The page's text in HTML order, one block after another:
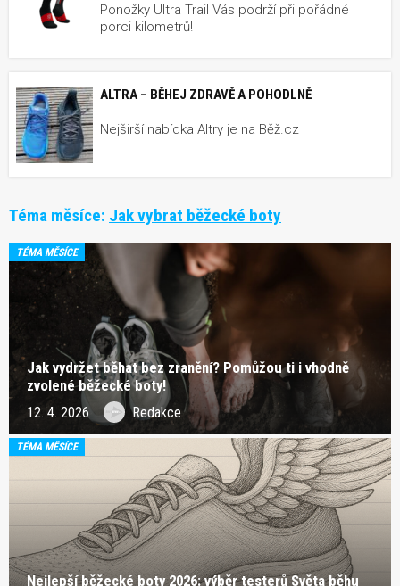
Ponožky Ultra Trail Vás podrží při pořádné
porci kilometrů!
ALTRA – BĚHEJ ZDRAVĚ A POHODLNĚ
Nejširší nabídka Altry je na Běž.cz
Téma měsíce: Jak vybrat běžecké boty
TÉMA MĚSÍCE
Jak vydržet běhat bez zranění? Pomůžou ti i vhodně
zvolené běžecké boty!
12. 4. 2026 Redakce
TÉMA MĚSÍCE
Nejlepší běžecké boty 2026: výběr testerů Světa běhu